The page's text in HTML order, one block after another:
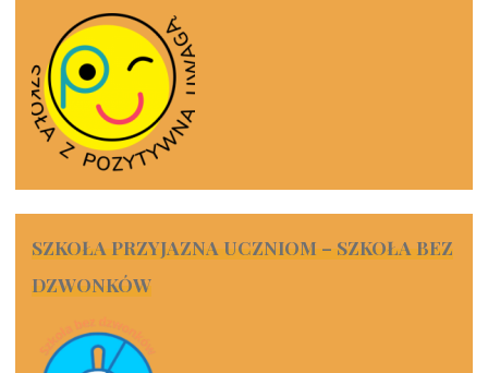
SZKOŁA PRZYJAZNA UCZNIOM – SZKOŁA BEZ
DZWONKÓW